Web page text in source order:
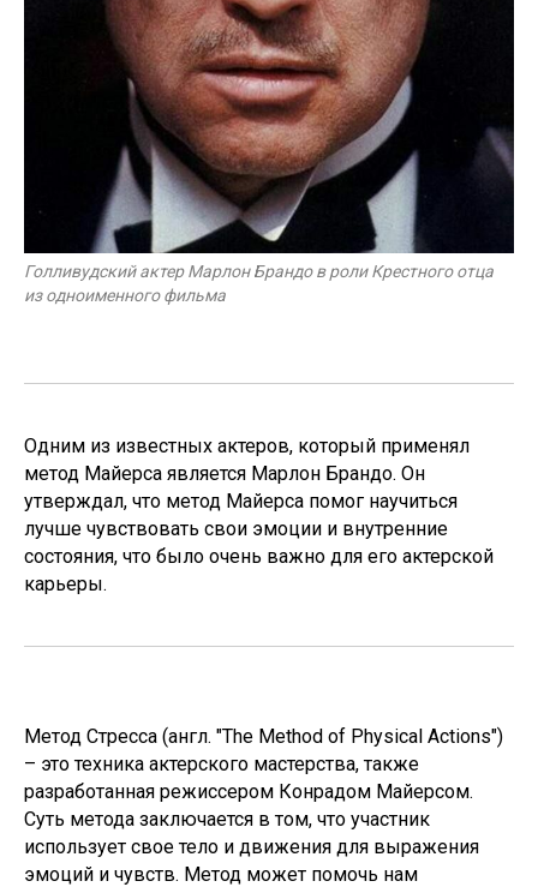
Голливудский актер Марлон Брандо в роли Крестного отца
из одноименного фильма
Одним из известных актеров, который применял
метод Майерса является Марлон Брандо. Он
утверждал, что метод Майерса помог научиться
лучше чувствовать свои эмоции и внутренние
состояния, что было очень важно для его актерской
карьеры.
Метод Стресса (англ. "The Method of Physical Actions")
– это техника актерского мастерства, также
разработанная режиссером Конрадом Майерсом.
Суть метода заключается в том, что участник
использует свое тело и движения для выражения
эмоций и чувств. Метод может помочь нам